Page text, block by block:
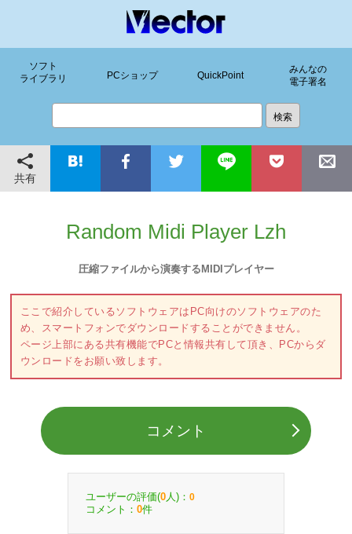
ソフト
ライブラリ
PCショップ QuickPoint
みんなの
電子署名
共有
Random Midi Player Lzh
圧縮ファイルから演奏するMIDIプレイヤー
ここで紹介しているソフトウェアはPC向けのソフトウェアのた
め、スマートフォンでダウンロードすることができません。
ページ上部にある共有機能でPCと情報共有して頂き、PCからダ
ウンロードをお願い致します。
コメント
ユーザーの評価(0 人)： 0
コメント： 0件